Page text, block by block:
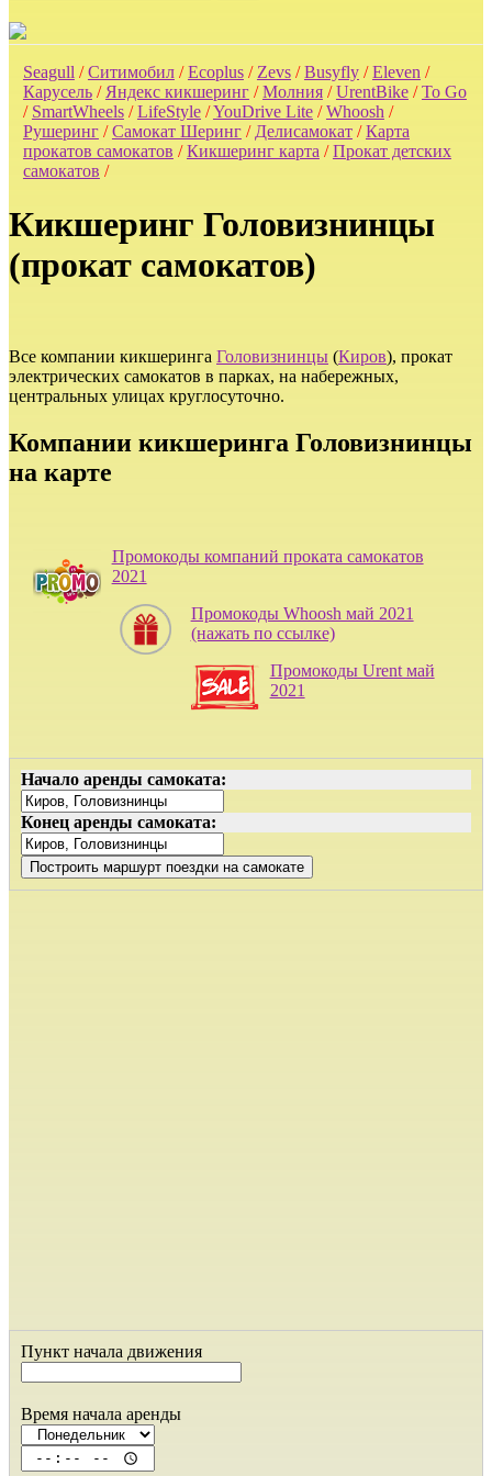
Seagull /Ситимобил/Ecoplus/ Zevs/Busyfly/Eleven /
Карусель/ Яндекс кикшеринг/Молния/UrentBike/To Go
/ SmartWheels/LifeStyle/YouDrive Lite/Whoosh /
Рушеринг/Самокат Шеринг/ Делисамокат/Карта
прокатов самокатов /Кикшеринг карта /Прокат детских
самокатов /
Кикшеринг Головизнинцы
(прокат самокатов)
Все компании кикшеринга Головизнинцы (Киров), прокат
электрических самокатов в парках, на набережных,
центральных улицах круглосуточно.
Компании кикшеринга Головизнинцы
на карте
Промокоды компаний проката самокатов
2021
Промокоды Whoosh май 2021
(нажать по ссылке)
Промокоды Urent май
2021
Начало аренды самоката:
Конец аренды самоката:
Пункт начала движения
Время начала аренды